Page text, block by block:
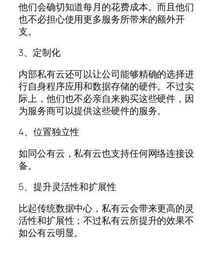
他们会确切知道每月的花费成本。而且他们
也不必担心使用更多服务所带来的额外开
支。
3、定制化
内部私有云还可以让公司能够精确的选择进
行自身程序应用和数据存储的硬件。不过实
际上，他们也不必亲自来购买这些硬件，因
为服务商可以提供这些硬件的服务。
4、位置独立性
如同公有云，私有云也支持任何网络连接设
备。
5、提升灵活性和扩展性
比起传统数据中心，私有云会带来更高的灵
活性和扩展性；不过私有云所提升的效果不
如公有云明显。